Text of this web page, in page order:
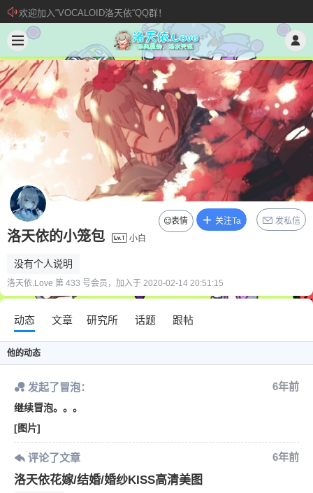
欢迎加入“VOCALOID洛天依“QQ群！
加入本站管理团队
新 • 文章发布须知
洛天依的小笼包 小白
没有个人说明
洛天依.Love 第 433 号会员，加入于 2020-02-14 20:51:15
表情 关注Ta 发私信
动态 文章 研究所 话题 跟帖
他的动态
发起了冒泡： 6年前
继续冒泡。。。
[图片]
评论了文章 6年前
洛天依花嫁/结婚/婚纱KISS高清美图